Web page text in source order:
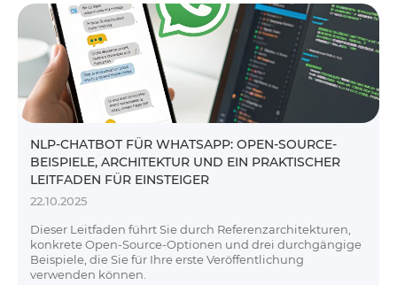
NLP-CHATBOT FÜR WHATSAPP: OPEN-SOURCE-
BEISPIELE, ARCHITEKTUR UND EIN PRAKTISCHER
LEITFADEN FÜR EINSTEIGER
22.10.2025
Dieser Leitfaden führt Sie durch Referenzarchitekturen,
konkrete Open-Source-Optionen und drei durchgängige
Beispiele, die Sie für Ihre erste Veröffentlichung
verwenden können.